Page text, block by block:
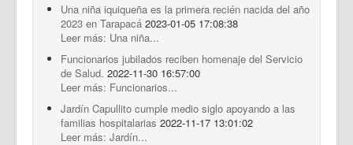
Una niña iquiqueña es la primera recién nacida del año
2023 en Tarapacá 2023-01-05 17:08:38
Leer más: Una niña...
Funcionarios jubilados reciben homenaje del Servicio
de Salud. 2022-11-30 16:57:00
Leer más: Funcionarios...
Jardín Capullito cumple medio siglo apoyando a las
familias hospitalarias 2022-11-17 13:01:02
Leer más: Jardín...